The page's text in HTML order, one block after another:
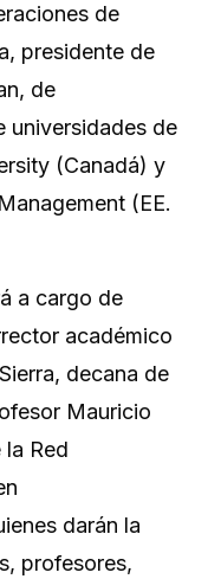
de
presidente de
de
universidades de
(Canadá) y
(EE.
a cargo de
académico
decana de
Mauricio
Red
darán la
profesores,